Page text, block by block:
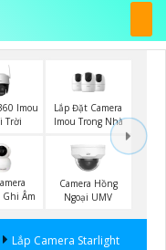
Imou
Trời
Lắp Đặt Camera
Imou Trong Nhà
Ghi Âm
Camera Hồng
Ngoại UMV
Lắp Camera Starlight